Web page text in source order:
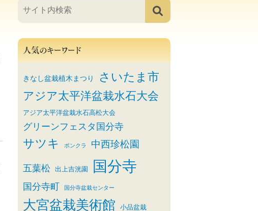
人気のキーワード
きなし盆栽植木まつり さいたま市
アジア太平洋盆栽水石大会
アジア太平洋盆栽水石高松大会
グリーンフェスタ国分寺
サツキ ボンクラ 中西珍松園
五葉松 出上吉洸園 国分寺
国分寺町 国分寺盆栽センター
大宮盆栽美術館 小品盆栽